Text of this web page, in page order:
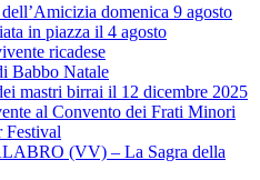
domenica 9 agosto
in piazza il 4 agosto
ricadese
Babbo Natale
mastri birrai il 12 dicembre 2025
al Convento dei Frati Minori
(VV) – La Sagra della